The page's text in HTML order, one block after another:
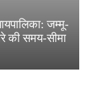
जम्मू-
की समय-सीमा